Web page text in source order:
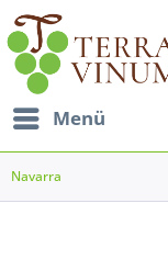
Menü
Navarra